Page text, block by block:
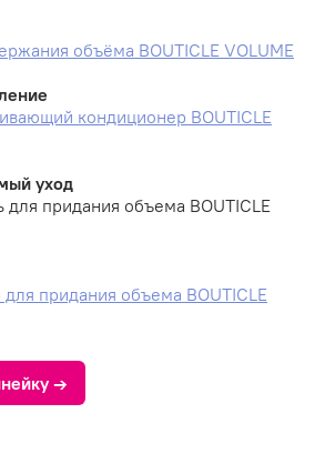
объёма BOUTICLE VOLUME
кондиционер BOUTICLE
уход
для придания объема BOUTICLE
придания объема BOUTICLE
→